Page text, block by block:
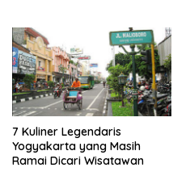
7 Kuliner Legendaris
Yogyakarta yang Masih
Ramai Dicari Wisatawan